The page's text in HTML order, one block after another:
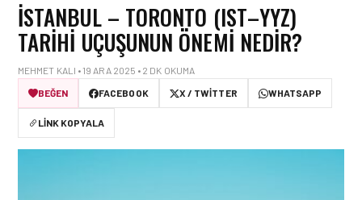
İSTANBUL – TORONTO (IST–YYZ)
TARIHI UÇUŞUNUN ÖNEMI NEDIR?
MEHMET KALI • 19 ARA 2025 • 2 DK OKUMA
BEĞEN
FACEBOOK X / TWITTER WHATSAPP
LINK KOPYALA